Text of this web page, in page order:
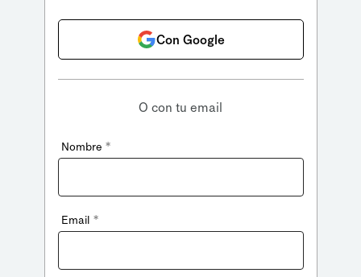
Con Google
O con tu email
Nombre *
Email *